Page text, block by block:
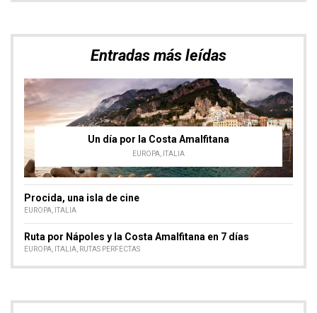
Entradas más leídas
Un día por la Costa Amalfitana
EUROPA, ITALIA
Procida, una isla de cine
EUROPA, ITALIA
Ruta por Nápoles y la Costa Amalfitana en 7 días
EUROPA, ITALIA, RUTAS PERFECTAS